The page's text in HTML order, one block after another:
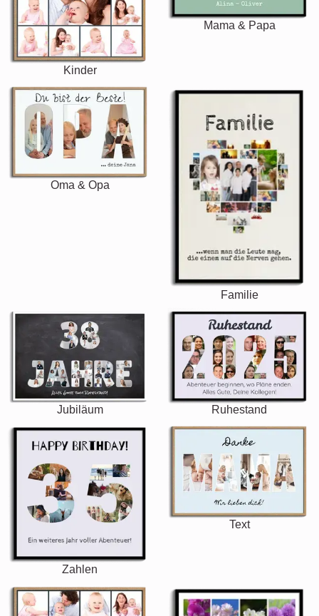
Kinder
Mama & Papa
Oma & Opa
Familie
Jubiläum Ruhestand
Zahlen
Text